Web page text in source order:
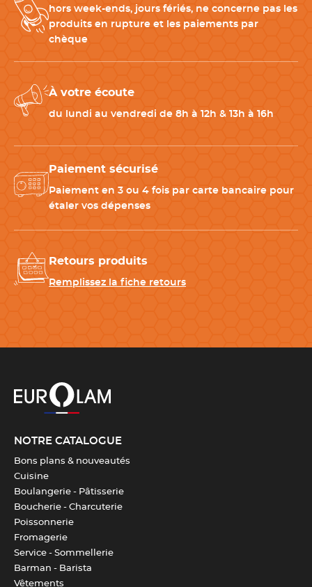
hors week-ends, jours fériés, ne concerne pas les
produits en rupture et les paiements par
chèque
À votre écoute
du lundi au vendredi de 8h à 12h & 13h à 16h
Paiement sécurisé
Paiement en 3 ou 4 fois par carte bancaire pour
étaler vos dépenses
Retours produits
Remplissez la fiche retours
NOTRE CATALOGUE
Bons plans & nouveautés
Cuisine
Boulangerie - Pâtisserie
Boucherie - Charcuterie
Poissonnerie
Fromagerie
Service - Sommellerie
Barman - Barista
Vêtements